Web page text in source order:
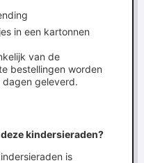
in een kartonnen
van de
bestellingen worden
geleverd.
kindersieraden?
is